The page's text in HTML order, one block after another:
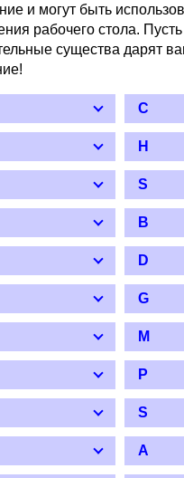
и могут быть
рабочего стола. Пусть
существа дарят
C
H
S
B
D
G
M
P
S
А